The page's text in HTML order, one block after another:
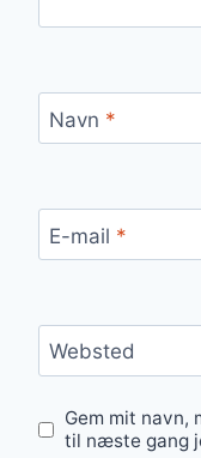
Navn *
E-mail *
Websted
Gem mit navn,
til næste gang